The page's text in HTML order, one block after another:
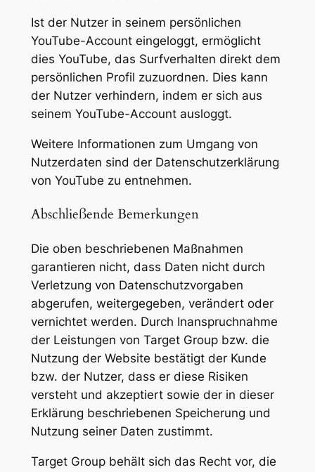
Ist der Nutzer in seinem persönlichen
YouTube-Account eingeloggt, ermöglicht
dies YouTube, das Surfverhalten direkt dem
persönlichen Profil zuzuordnen. Dies kann
der Nutzer verhindern, indem er sich aus
seinem YouTube-Account ausloggt.
Weitere Informationen zum Umgang von
Nutzerdaten sind der Datenschutzerklärung
von YouTube zu entnehmen.
Abschließende Bemerkungen
Die oben beschriebenen Maßnahmen
garantieren nicht, dass Daten nicht durch
Verletzung von Datenschutzvorgaben
abgerufen, weitergegeben, verändert oder
vernichtet werden. Durch Inanspruchnahme
der Leistungen von Target Group bzw. die
Nutzung der Website bestätigt der Kunde
bzw. der Nutzer, dass er diese Risiken
versteht und akzeptiert sowie der in dieser
Erklärung beschriebenen Speicherung und
Nutzung seiner Daten zustimmt.
Target Group behält sich das Recht vor, die